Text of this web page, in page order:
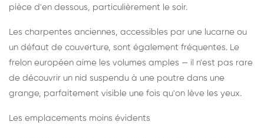
pièce d'en dessous, particulièrement le soir.
Les charpentes anciennes, accessibles par une lucarne ou
un défaut de couverture, sont également fréquentes. Le
frelon européen aime les volumes amples — il n'est pas rare
de découvrir un nid suspendu à une poutre dans une
grange, parfaitement visible une fois qu'on lève les yeux.
Les emplacements moins évidents